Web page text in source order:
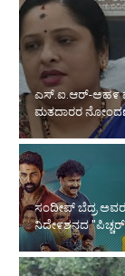
ಎಸ್.ಐ.ಆರ್-ಅಹ೯
ಮತದಾರರ
ಸಂದೀಪ್ ಬೆದ್ರ
ನಿದೇ೯ಶನದ